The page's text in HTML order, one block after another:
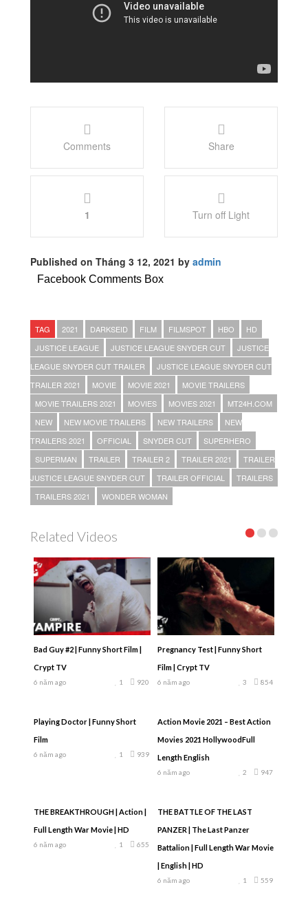
Comments Share
1 Turn off Light
Published on Tháng 3 12, 2021 by admin
Facebook Comments Box
TAG 2021 DARKSEID FILM FILMSPOT HBO
HD
JUSTICE LEAGUE
JUSTICE LEAGUE SNYDER CUT
JUSTICE
LEAGUE SNYDER CUT TRAILER
JUSTICE LEAGUE SNYDER CUT
TRAILER 2021
MOVIE MOVIE 2021
MOVIE TRAILERS
MOVIE TRAILERS 2021
MOVIES MOVIES 2021
MT24H.COM
NEW
NEW MOVIE TRAILERS NEW TRAILERS
NEW
TRAILERS 2021
OFFICIAL SNYDER CUT
SUPERHERO
SUPERMAN
TRAILER TRAILER 2 TRAILER 2021
TRAILER
JUSTICE LEAGUE SNYDER CUT
TRAILER OFFICIAL
TRAILERS
TRAILERS 2021
WONDER WOMAN
Related Videos
Bad Guy #2 | Funny Short Film |
Crypt TV
6 năm ago 920
1
Pregnancy Test | Funny Short
Film | Crypt TV
6 năm ago 854
3
Playing Doctor | Funny Short
Film
6 năm ago 939
1
Action Movie 2021 – Best Action
Movies 2021 HollywoodFull
Length English
6 năm ago 947
2
THE BREAKTHROUGH | Action |
Full Length War Movie | HD
6 năm ago 655
1
THE BATTLE OF THE LAST
PANZER | The Last Panzer
Battalion | Full Length War Movie
| English | HD
6 năm ago 559
1